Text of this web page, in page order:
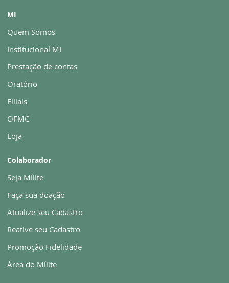
MI
Quem Somos
Institucional MI
Prestação de contas
Oratório
Filiais
OFMC
Loja
Colaborador
Seja Mílite
Faça sua doação
Atualize seu Cadastro
Reative seu Cadastro
Promoção Fidelidade
Área do Mílite